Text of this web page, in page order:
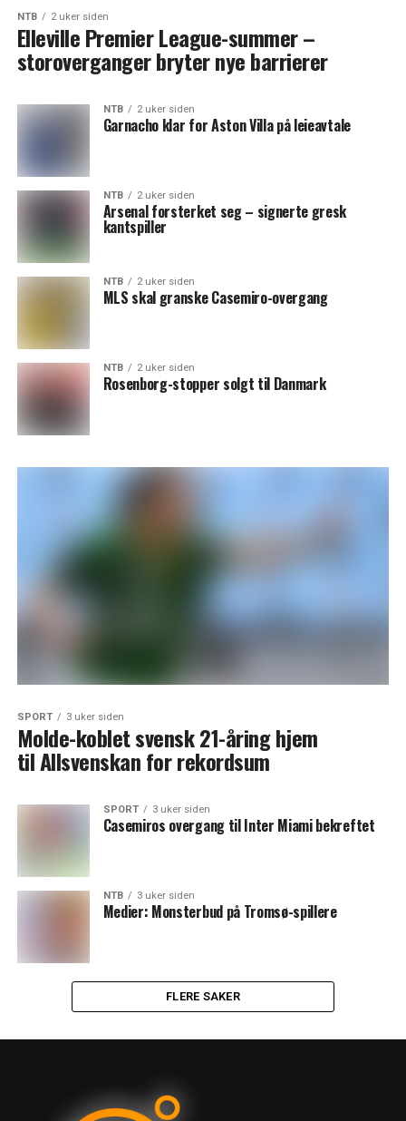
NTB 2 uker siden
Elleville Premier League-summer –
storoverganger bryter nye barrierer
NTB 2 uker siden
Garnacho klar for Aston Villa på leieavtale
NTB 2 uker siden
Arsenal forsterket seg – signerte gresk
kantspiller
NTB 2 uker siden
MLS skal granske Casemiro-overgang
NTB 2 uker siden
Rosenborg-stopper solgt til Danmark
SPORT 3 uker siden
Molde-koblet svensk 21-åring hjem
til Allsvenskan for rekordsum
SPORT 3 uker siden
Casemiros overgang til Inter Miami bekreftet
NTB 3 uker siden
Medier: Monsterbud på Tromsø-spillere
FLERE SAKER